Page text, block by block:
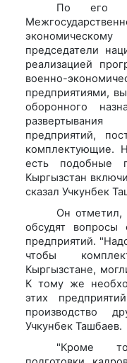
По его
председатели
реализацией
военно-
предприятиями,
оборонного
предприятий,
комплектующие.
есть подобные
Кыргызстан
сказал Учкунбек
Он отметил,
обсудят вопросы
предприятий.
чтобы
Кыргызстане,
К тому же
этих
производство
Учкунбек Ташбаев.
"Кроме